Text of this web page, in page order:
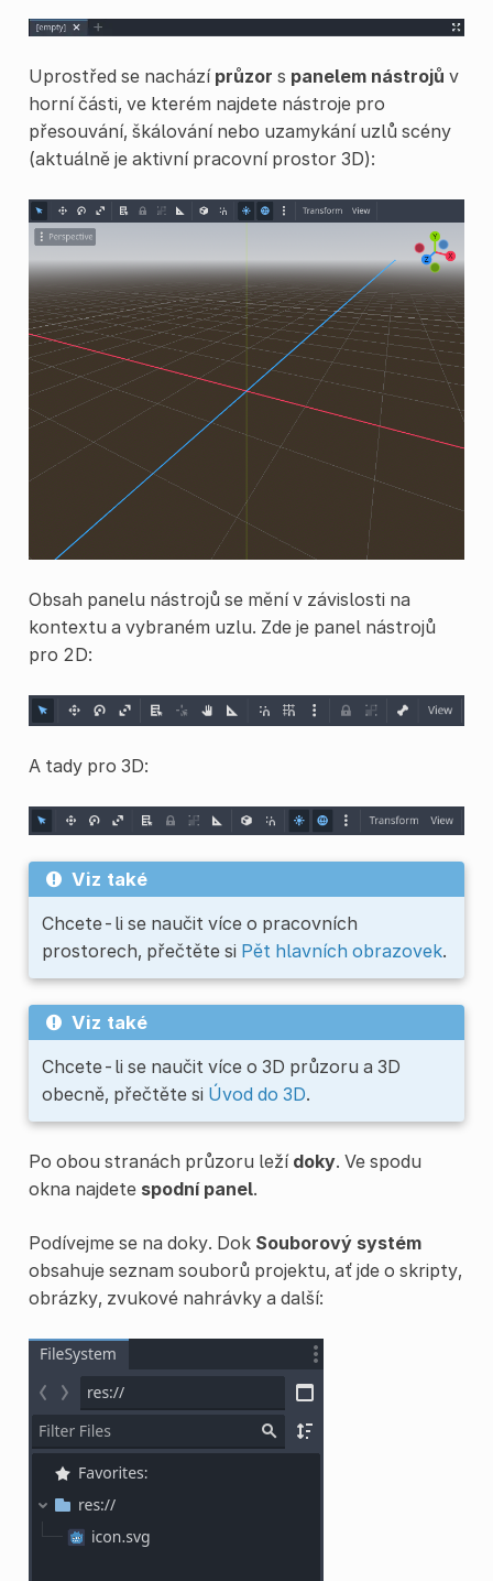
Uprostřed se nachází průzor s panelem nástrojů v
horní části, ve kterém najdete nástroje pro
přesouvání, škálování nebo uzamykání uzlů scény
(aktuálně je aktivní pracovní prostor 3D):
Obsah panelu nástrojů se mění v závislosti na
kontextu a vybraném uzlu. Zde je panel nástrojů
pro 2D:
A tady pro 3D:
Viz také
Chcete-li se naučit více o pracovních
prostorech, přečtěte si Pět hlavních obrazovek.
Viz také
Chcete-li se naučit více o 3D průzoru a 3D
obecně, přečtěte si Úvod do 3D.
Po obou stranách průzoru leží doky. Ve spodu
okna najdete spodní panel.
Podívejme se na doky. Dok Souborový systém
obsahuje seznam souborů projektu, ať jde o skripty,
obrázky, zvukové nahrávky a další: